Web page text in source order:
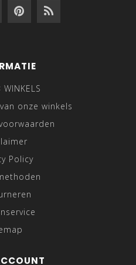
onze winkels
Policy